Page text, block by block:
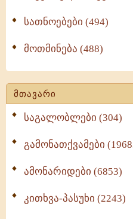
სათნოებები (494)
მოთმინება (488)
მთავარი
საგალობლები (304)
გამონათქვამები
ამონარიდები (6853)
კითხვა-პასუხი (2243)